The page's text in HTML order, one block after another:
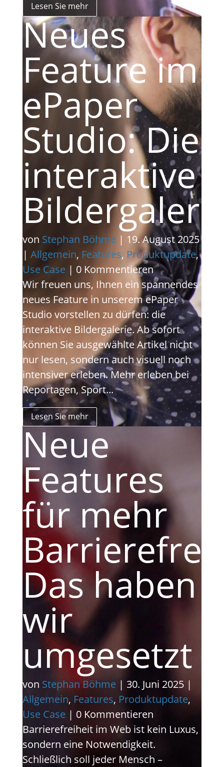
Lesen Sie mehr
Neues
Feature im
ePaper
Studio: Die
interaktive
von Stephan Böhme | 19. August 2025
| Allgemein, Features, Produktupdate,
Use Case| 0 Kommentieren
Wir freuen uns, Ihnen ein spannendes
neues Feature in unserem ePaper
Studio vorstellen zu dürfen: die
interaktive Bildergalerie. Ab sofort
können Sie ausgewählte Artikel nicht
nur lesen, sondern auch visuell noch
intensiver erleben. Mehr erleben bei
Reportagen, Sport...
Lesen Sie mehr
Neue
Features
für mehr
Das haben
wir
umgesetzt
von Stephan Böhme| 30. Juni 2025|
Allgemein, Features, Produktupdate,
Use Case| 0 Kommentieren
Barrierefreiheit im Web ist kein Luxus,
sondern eine Notwendigkeit.
Schließlich soll jeder Mensch –